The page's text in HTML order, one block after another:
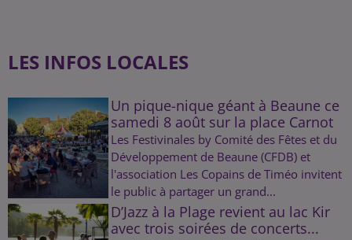
LES INFOS LOCALES
Un pique-nique géant à Beaune ce
samedi 8 août sur la place Carnot
Les Festivinales by Comité des Fêtes et du
Développement de Beaune (CFDB) et
l'association Les Copains de Timéo invitent
le public à partager un grand...
D’Jazz à la Plage revient au lac Kir
avec trois soirées de concerts...